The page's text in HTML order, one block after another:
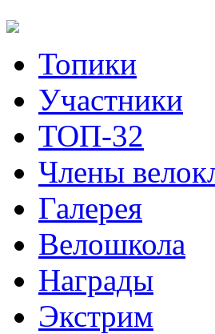
Топики
Участники
ТОП-32
Члены
Галерея
Велошкола
Награды
Экстрим